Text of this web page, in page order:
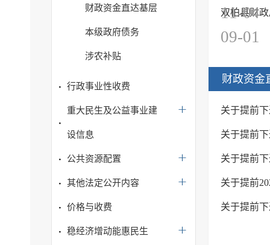
财政资金直达基层
本级政府债务
涉农补贴
行政事业性收费
重大民生及公益事业建
设信息
公共资源配置
其他法定公开内容
价格与收费
稳经济增动能惠民生
11-04
双柏县财
09-01
财政资金
关于提前
关于提前
关于提前
关于提前
关于提前